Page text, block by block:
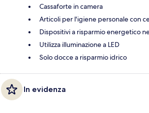
Cassaforte in camera
Articoli per l'igiene personale con
Dispositivi a risparmio energetico
Utilizza illuminazione a LED
Solo docce a risparmio idrico
In evidenza